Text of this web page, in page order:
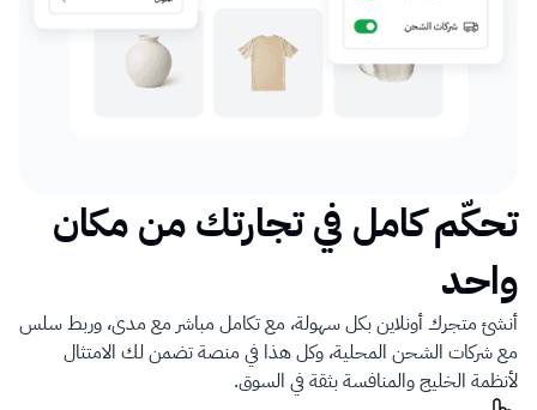
واحد
لأنظمة الخليج والمنافسة بثقة في السوق.